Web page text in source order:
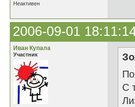
Неактивен
2006-09-01
Иван Купала
Участник
С